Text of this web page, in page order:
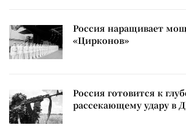
Россия наращивает
«Цирконов»
Россия готовится к
рассекающему удару в